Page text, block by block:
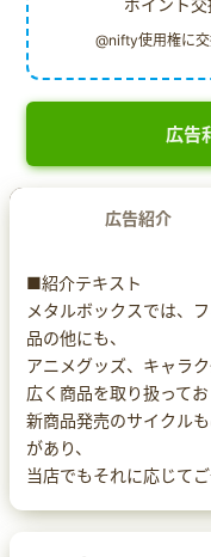
ポイント
@nifty使用権に
広告
広告紹介
■紹介テキスト
メタルボックスでは、
品の他にも、
アニメグッズ、キャラ
広く商品を取り扱ってお
新商品発売のサイクル
があり、
当店でもそれに応じて